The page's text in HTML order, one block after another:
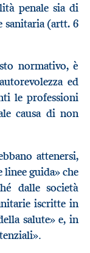
penale sia di
sanitaria (artt. 6
normativo, è
ed
le professioni
causa di non
attenersi,
linee guida» che
dalle società
iscritte in
salute» e, in
.